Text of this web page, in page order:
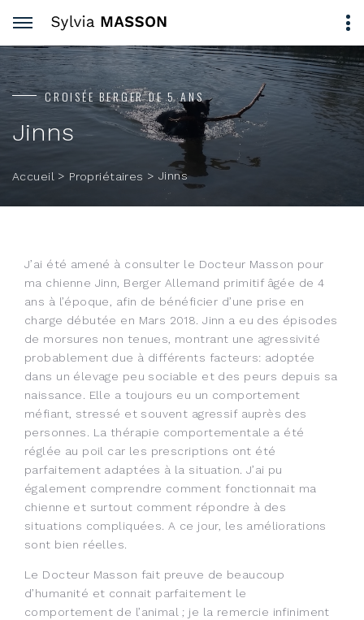
CROISÉE BERGER DE 5 ANS
Jinns
Accueil > Propriétaires > Jinns
J’ai été amené à consulter le Docteur Masson pour
ma chienne Jinn, Berger Allemand primitif âgée de 4
ans à l’époque, afin de bénéficier d’une prise en
charge débutée en Mars 2018. Jinn a eu des épisodes
de morsures non tenues, montrant une agressivité
probablement due à différents facteurs: adoptée
dans un élevage peu sociable et des peurs depuis sa
naissance. Elle a toujours eu un comportement
méfiant, stressé et souvent agressif auprès des
personnes. La thérapie comportementale a été
réglée au poil car les prescriptions ont été
parfaitement adaptées à la situation. J’ai pu
également comprendre comment fonctionnait ma
chienne et surtout comment répondre à des
situations compliquées. A ce jour, les améliorations
sont bien réelles.
Le Docteur Masson fait preuve de beaucoup
d’humanité et connait parfaitement le
comportement de l’animal ; je la remercie infiniment